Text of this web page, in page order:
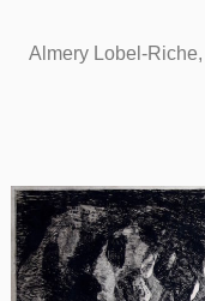
Almery Lobel-